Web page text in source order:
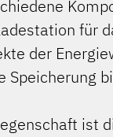
für
der
Speicherung
ist